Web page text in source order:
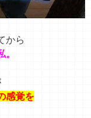
から
感覚を